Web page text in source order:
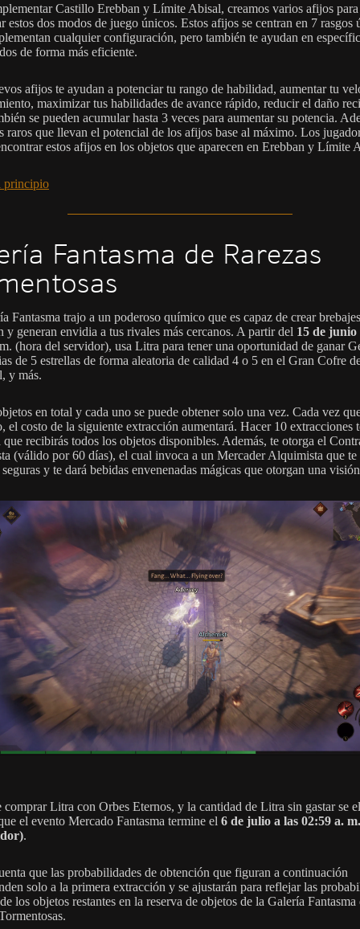
Castillo Erebban y Límite Abisal, creamos varios afijos
estos dos modos de juego únicos. Estos afijos se centran en 7 rasgos
cualquier configuración, pero también te ayudan en
de forma más eficiente.
afijos te ayudan a potenciar tu rango de habilidad, aumentar tu
maximizar tus habilidades de avance rápido, reducir el daño
se pueden acumular hasta 3 veces para aumentar su potencia.
raros que llevan el potencial de los afijos base al máximo. Los
estos afijos en los objetos que aparecen en Erebban y Límite
principio
Fantasma de Rarezas
Fantasma trajo a un poderoso químico que es capaz de crear
y generan envidia a tus rivales más cercanos. A partir del 15 de junio
(hora del servidor), usa Litra para tener una oportunidad de ganar
de 5 estrellas de forma aleatoria de calidad 4 o 5 en el Gran Cofre
y más.
en total y cada uno se puede obtener solo una vez. Cada vez
el costo de la siguiente extracción aumentará. Hacer 10 extracciones
que recibirás todos los objetos disponibles. Además, te otorga el
(válido por 60 días), el cual invoca a un Mercader Alquimista que te
seguras y te dará bebidas envenenadas mágicas que otorgan una
comprar Litra con Orbes Eternos, y la cantidad de Litra sin gastar se
el evento Mercado Fantasma termine el 6 de julio a las 02:59 a.
.
que las probabilidades de obtención que figuran a continuación
solo a la primera extracción y se ajustarán para reflejar las
los objetos restantes en la reserva de objetos de la Galería Fantasma